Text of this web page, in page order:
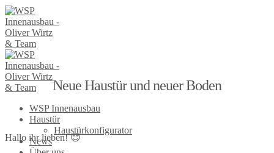
WSP Innenausbau
Haustür
Haustürkonfigurator
News
Neue Haustür und neuer Boden
Hallo ihr lieben! 😊